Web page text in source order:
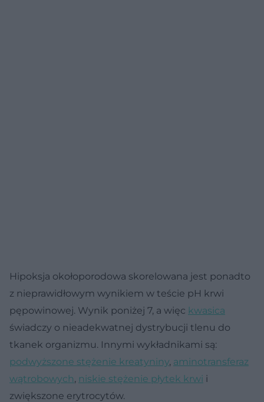
Hipoksja okołoporodowa skorelowana jest ponadto
z nieprawidłowym wynikiem w teście pH krwi
pępowinowej. Wynik poniżej 7, a więc kwasica
świadczy o nieadekwatnej dystrybucji tlenu do
tkanek organizmu. Innymi wykładnikami są:
podwyższone stężenie kreatyniny, aminotransferaz
wątrobowych, niskie stężenie płytek krwi i
zwiększone erytrocytów.